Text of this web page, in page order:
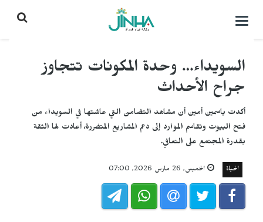
التحكم
السويداء… وحدة المكونات تتجاوز
جراح الأحداث
أكدت ياسمين أمين أن مشاهد التضامن التي عاشتها في السويداء من
فتح البيوت وتقاسم الموارد إلى دعم المشاريع المتضررة، أعادت لها الثقة
بقدرة المجتمع على التعافي.
الحياة الخميس, 26 مارس 2026, 07:00